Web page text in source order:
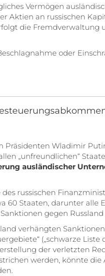
Vermögen
Aktien an russischen
die
oder
Präsidenten Wladimir
„unfreundlichen“
ausländischer
russischen
60 Staaten, darunter alle
gegen
verhängten
(„schwarze Liste
der verletzten
werden, könnte